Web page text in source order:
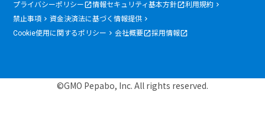
プライバシーポリシー 情報セキュリティ基本方針
利用規約
禁止事項
資金決済法に基づく情報提供
Cookie使用に関するポリシー
会社概要 採用情報
©GMO Pepabo, Inc. All rights reserved.